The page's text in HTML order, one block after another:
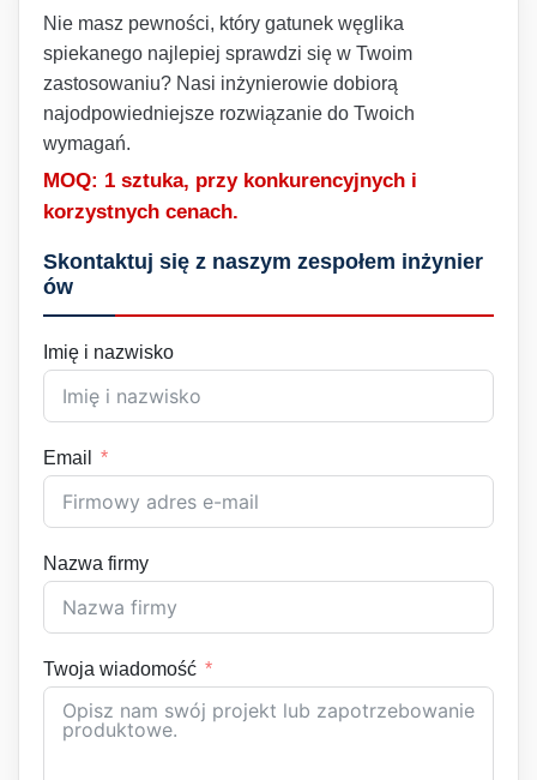
Nie masz pewności, który gatunek węglika
spiekanego najlepiej sprawdzi się w Twoim
zastosowaniu? Nasi inżynierowie dobiorą
najodpowiedniejsze rozwiązanie do Twoich
wymagań.
MOQ: 1 sztuka, przy konkurencyjnych i
korzystnych cenach.
Skontaktuj się z naszym zespołem inżynier
ów
Imię i nazwisko
Email
Nazwa firmy
Twoja wiadomość